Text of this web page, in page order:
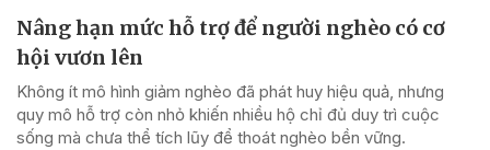
Nâng hạn mức hỗ trợ để người nghèo có cơ
hội vươn lên
Không ít mô hình giảm nghèo đã phát huy hiệu quả, nhưng
quy mô hỗ trợ còn nhỏ khiến nhiều hộ chỉ đủ duy trì cuộc
sống mà chưa thể tích lũy để thoát nghèo bền vững.